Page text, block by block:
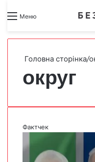
Меню Search for
Головна сторінка/
округ
Фактчек